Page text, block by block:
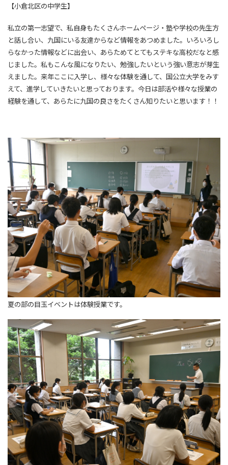
【小倉北区の中学生】
私立の第一志望で、私自身もたくさんホームページ・塾や学校の先生方
と話し合い、九国にいる友達からなど情報をあつめました。いろいろし
らなかった情報などに出会い、あらためてとてもステキな高校だなと感
じました。私もこんな風になりたい、勉強したいという強い意志が芽生
えました。来年ここに入学し、様々な体験を通して、国公立大学をみす
えて、進学していきたいと思っております。今日は部活や様々な授業の
経験を通して、あらたに九国の良さをたくさん知りたいと思います！！
夏の部の目玉イベントは体験授業です。